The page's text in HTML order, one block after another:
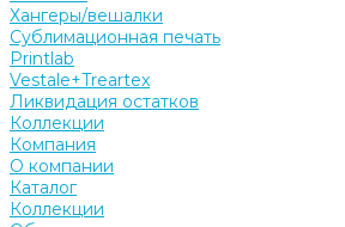
Хангеры/вешалки
Сублимационная печать
Printlab
Vestale+Treartex
Ликвидация остатков
Коллекции
Компания
О компании
Каталог
Коллекции